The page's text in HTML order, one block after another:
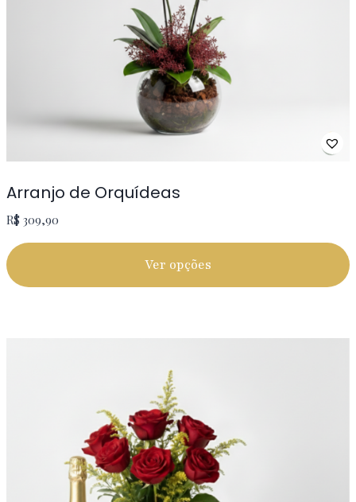
Arranjo de Orquídeas
R$ 309,90
Ver opções